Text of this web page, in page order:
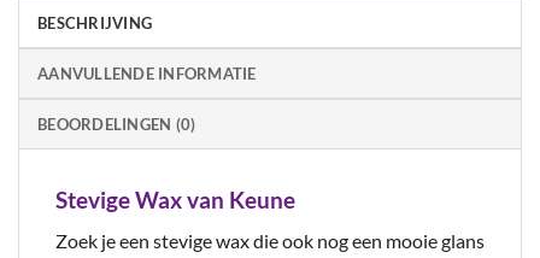
BESCHRIJVING
AANVULLENDE INFORMATIE
BEOORDELINGEN (0)
Stevige Wax van Keune
Zoek je een stevige wax die ook nog een mooie glans